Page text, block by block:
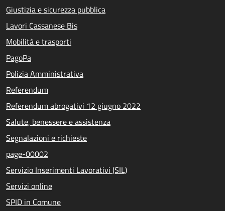
Giustizia e sicurezza pubblica
Lavori Cassanese Bis
Mobilità e trasporti
PagoPa
Polizia Amministrativa
Referendum
Referendum abrogativi 12 giugno 2022
Salute, benessere e assistenza
Segnalazioni e richieste
page-00002
Servizio Inserimenti Lavorativi (SIL)
Servizi online
SPID in Comune